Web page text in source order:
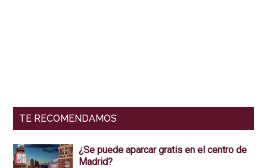
TE RECOMENDAMOS
¿Se puede aparcar gratis en el centro de
Madrid?